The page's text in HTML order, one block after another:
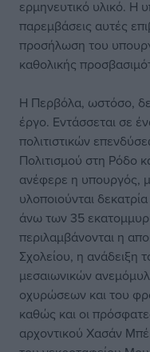
ερμηνευτικό υλικό. Η
παρεμβάσεις αυτές
προσήλωση του
καθολικής
Η Περβόλα, ωστόσο,
έργο. Εντάσσεται σε
πολιτιστικών
Πολιτισμού στη Ρόδο
ανέφερε η υπουργός,
υλοποιούνται
άνω των 35
περιλαμβάνονται η
Σχολείου, η
μεσαιωνικών
οχυρώσεων και του
καθώς και οι
αρχοντικού Χασάν